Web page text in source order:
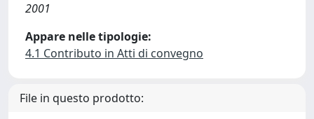
2001
Appare nelle tipologie:
4.1 Contributo in Atti di convegno
File in questo prodotto: